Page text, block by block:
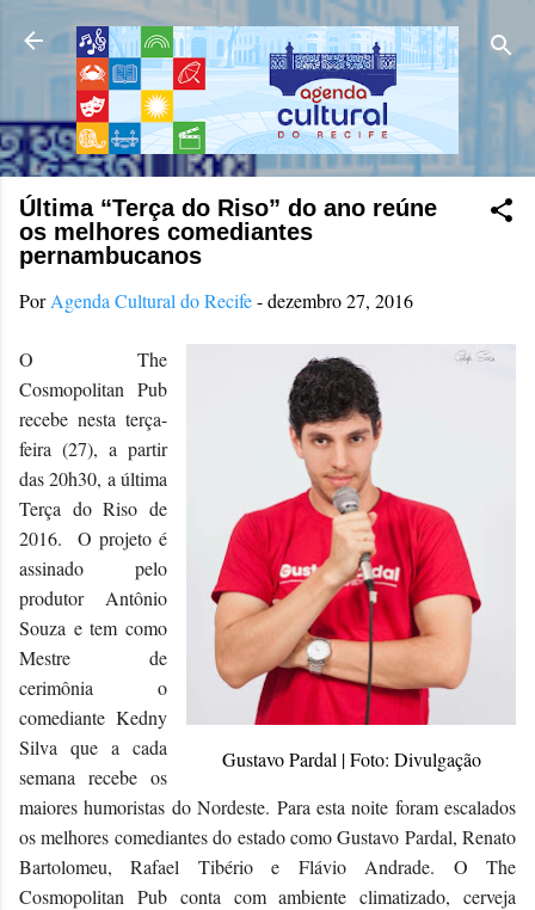
Pular para o conteúdo principal
Última “Terça do Riso” do ano reúne
os melhores comediantes
pernambucanos
PorAgenda Cultural do Recife-dezembro 27, 2016
Gustavo Pardal | Foto: Divulgação
O The
Cosmopolitan Pub
recebe nesta terça-
feira (27), a partir
das 20h30, a última
Terça do Riso de
2016. O projeto é
assinado pelo
produtor Antônio
Souza e tem como
Mestre de
cerimônia o
comediante Kedny
Silva que a cada
semana recebe os
maiores humoristas do Nordeste. Para esta noite foram escalados
os melhores comediantes do estado como Gustavo Pardal, Renato
Bartolomeu, Rafael Tibério e Flávio Andrade. O The
Cosmopolitan Pub conta com ambiente climatizado, cerveja